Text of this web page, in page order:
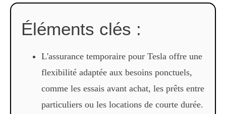
Éléments clés :
L'assurance temporaire pour Tesla offre une
flexibilité adaptée aux besoins ponctuels,
comme les essais avant achat, les prêts entre
particuliers ou les locations de courte durée.